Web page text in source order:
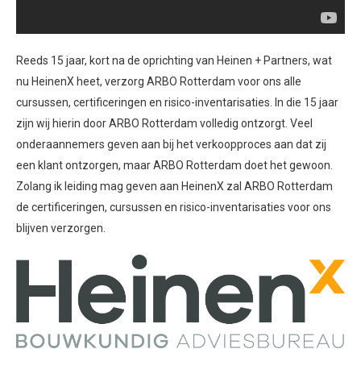
Reeds 15 jaar, kort na de oprichting van Heinen + Partners, wat
nu HeinenX heet, verzorg ARBO Rotterdam voor ons alle
cursussen, certificeringen en risico-inventarisaties. In die 15 jaar
zijn wij hierin door ARBO Rotterdam volledig ontzorgt. Veel
onderaannemers geven aan bij het verkoopproces aan dat zij
een klant ontzorgen, maar ARBO Rotterdam doet het gewoon.
Zolang ik leiding mag geven aan HeinenX zal ARBO Rotterdam
de certificeringen, cursussen en risico-inventarisaties voor ons
blijven verzorgen.